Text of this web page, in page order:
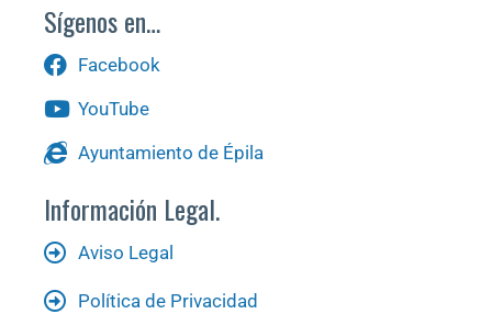
Sígenos en…
Facebook
YouTube
Ayuntamiento de Épila
Información Legal.
Aviso Legal
Política de Privacidad